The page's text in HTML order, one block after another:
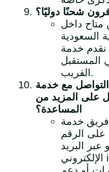
شحنًا دوليًا؟
متاح داخل
السعودية
خدمة
المستقبل
القريب.
مع خدمة
على المزيد من
المساعدة؟
خدمة
على الرقم
أو عبر البريد
الإلكتروني info@erath.sa لأي